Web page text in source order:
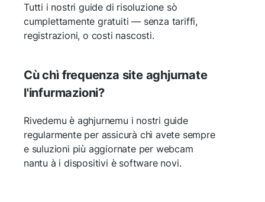
Tutti i nostri guide di risoluzione sò
cumplettamente gratuiti — senza tariffi,
registrazioni, o costi nascosti.
Cù chì frequenza site aghjurnate
l'infurmazioni?
Rivedemu è aghjurnemu i nostri guide
regularmente per assicurà chì avete sempre
e suluzioni più aggiornate per webcam
nantu à i dispositivi è software novi.